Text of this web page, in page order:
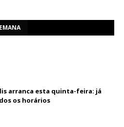
arranca esta quinta-feira: já
os horários